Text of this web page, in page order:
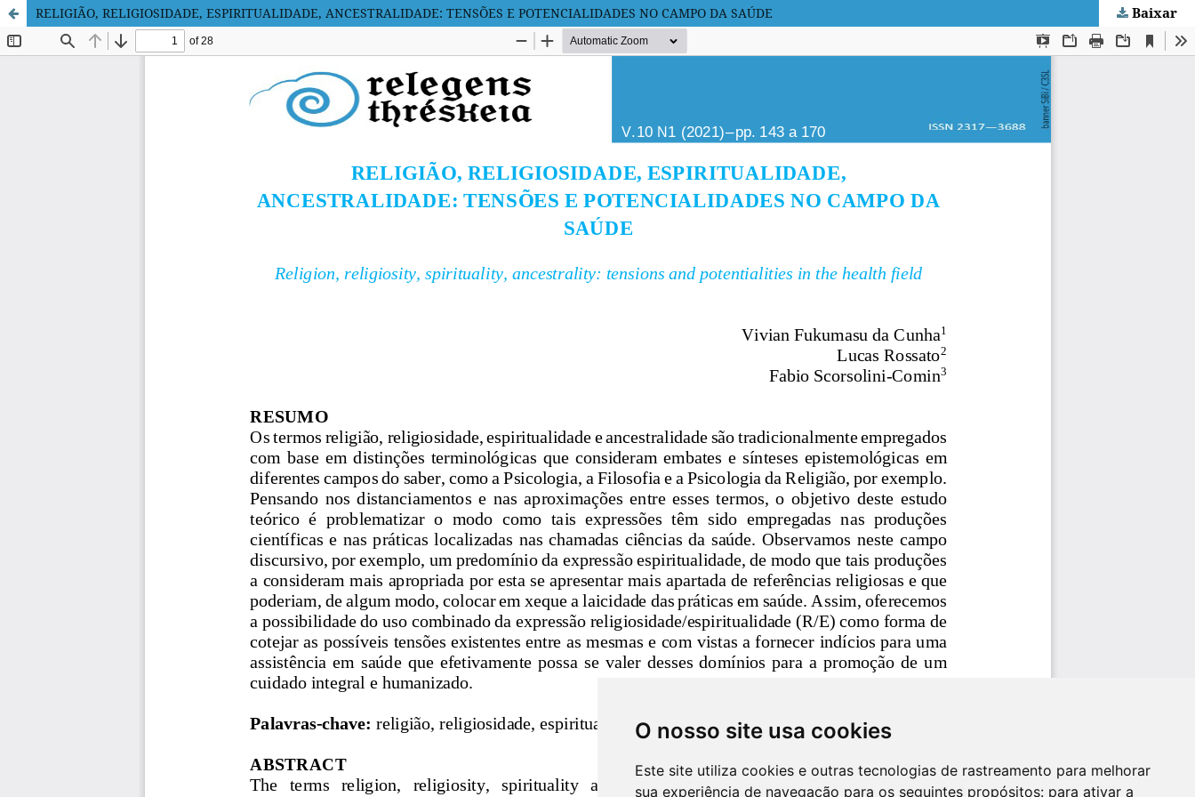
O nosso site usa cookies
Este site utiliza cookies e outras tecnologias de rastreamento para melhorar
sua experiência de navegação para os seguintes propósitos: para ativar a
RELIGIÃO, RELIGIOSIDADE, ESPIRITUALIDADE, ANCESTRALIDADE: TENSÕES E POTENCIALIDADES NO CAMPO DA SAÚDE Baixar